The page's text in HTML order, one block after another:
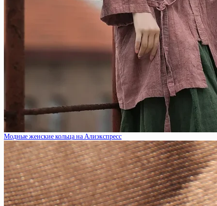
Модные женские кольца на Алиэкспресс